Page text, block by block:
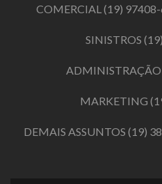
COMERCIAL(19)
SINISTROS
ADMINISTRAÇÃO
MARKETING
DEMAIS ASSUNTOS (19)